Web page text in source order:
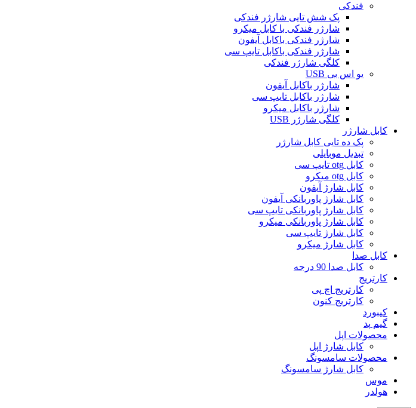
فندکی
پک شش تایی شارژر فندکی
شارژر فندکی با کابل میکرو
شارژر فندکی باکابل آیفون
شارژر فندکی باکابل تایپ سی
کلگی شارژر فندکی
یو اس بی USB
شارژر باکابل آیفون
شارژر باکابل تایپ سی
شارژر باکابل میکرو
کلگی شارژر USB
کابل شارژر
پک ده تایی کابل شارژر
تبدیل موبایلی
کابل otg تایپ سی
کابل otg میکرو
کابل شارژ آیفون
کابل شارژ پاوربانکی آیفون
کابل شارژ پاوربانکی تایپ سی
کابل شارژ پاوربانکی میکرو
کابل شارژ تایپ سی
کابل شارژ میکرو
کابل صدا
کابل صدا 90 درجه
کارتریج
کارتریج اچ پی
کارتریج کنون
کیبورد
گیم پد
محصولات اپل
کابل شارژ اپل
محصولات سامسونگ
کابل شارژ سامسونگ
موس
هولدر